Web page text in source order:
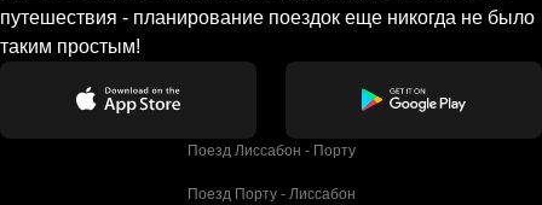
путешествия - планирование поездок еще никогда не было
таким простым!
Поезд Лиссабон - Порту
Поезд Порту - Лиссабон